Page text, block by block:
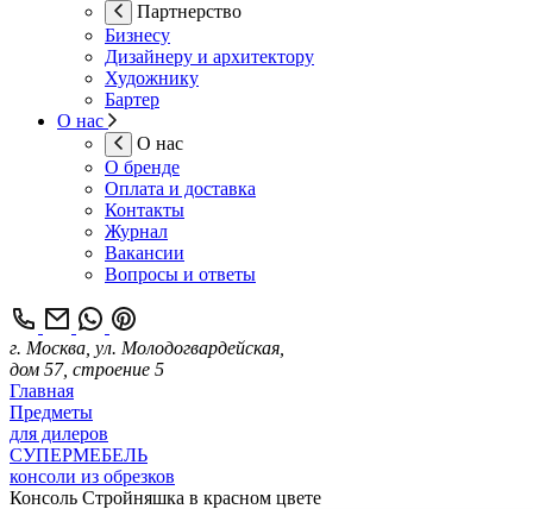
Партнерство
Бизнесу
Дизайнеру и архитектору
Художнику
Бартер
О нас
О нас
О бренде
Оплата и доставка
Контакты
Журнал
Вакансии
Вопросы и ответы
г. Москва, ул. Молодогвардейская,
дом 57, строение 5
Главная
Предметы
для дилеров
СУПЕРМЕБЕЛЬ
консоли из обрезков
Консоль Стройняшка в красном цвете